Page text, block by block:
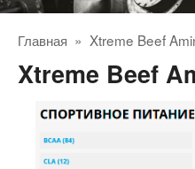
Главная » Xtreme Beef
Xtreme Beef